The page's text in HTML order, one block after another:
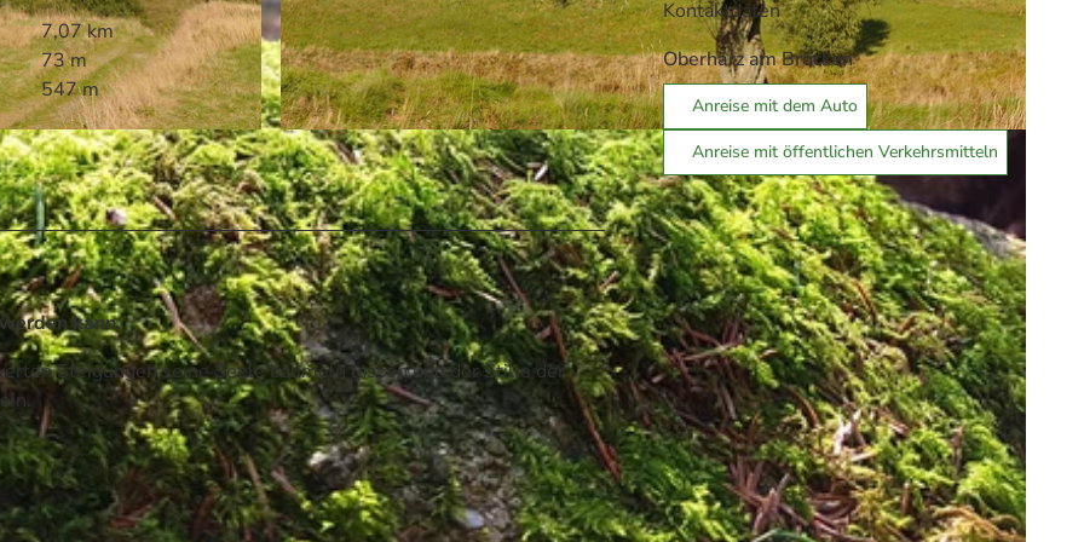
© @ Designzentrum-berlin Patrick Klasen, Tourismusbetrieb der Stadt Oberharz am Brocken
7,07 km
73 m
547 m
kann.
Steigungen seine Seele baumeln lassen und der Stille der
Kontaktdaten
Oberharz am Brocken
Anreise mit dem Auto
Anreise mit öffentlichen Verkehrsmitteln